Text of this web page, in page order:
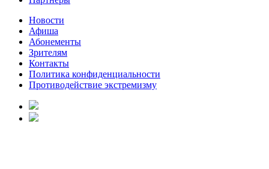
Новости
Афиша
Абонементы
Зрителям
Контакты
Политика конфиденциальности
Противодействие экстремизму